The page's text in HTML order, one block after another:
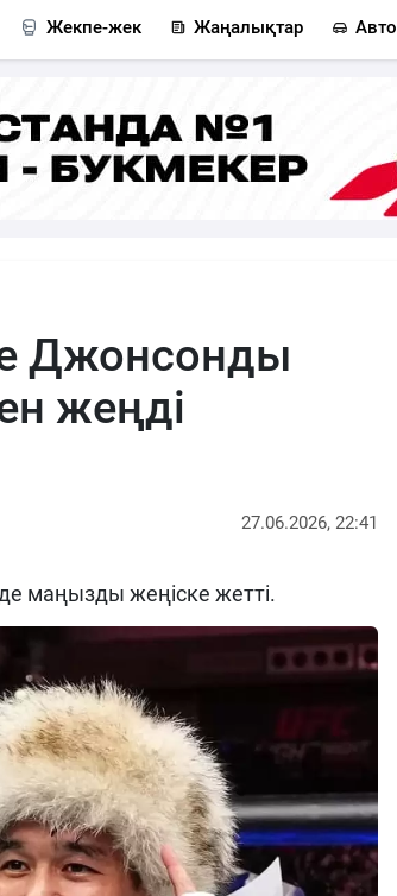
Жекпе-жек Жаңалықтар Авто
Джонсонды
жеңді
27.06.2026, 22:41
маңызды жеңіске жетті.